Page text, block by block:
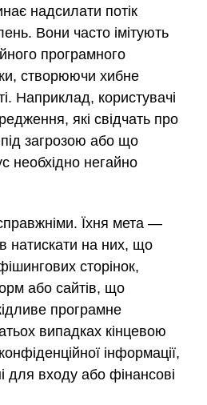
надсилати потік
Вони часто імітують
програмного
створюючи хибне
Наприклад, користувачі
які свідчать про
загрозою або що
необхідно негайно
Їхня мета —
натискати на них, що
сторінок,
або сайтів, що
програмне
випадках кінцевою
інформації,
для входу або фінансові